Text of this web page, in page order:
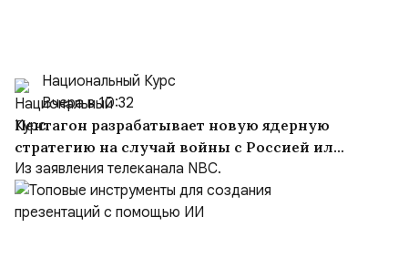
Национальный Курс
Вчера в 10:32
Пентагон разрабатывает новую ядерную
стратегию на случай войны с Россией или
Китаем
Из заявления телеканала NBC.